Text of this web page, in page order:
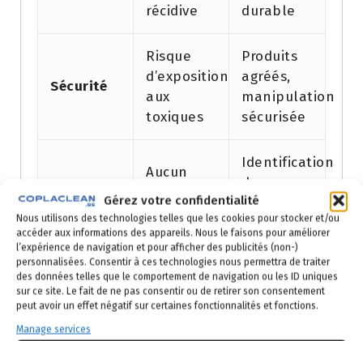
Gérez votre confidentialité
Nous utilisons des technologies telles que les cookies pour stocker et/ou
accéder aux informations des appareils. Nous le faisons pour améliorer
l’expérience de navigation et pour afficher des publicités (non-)
personnalisées. Consentir à ces technologies nous permettra de traiter
des données telles que le comportement de navigation ou les ID uniques
sur ce site. Le fait de ne pas consentir ou de retirer son consentement
peut avoir un effet négatif sur certaines fonctionnalités et fonctions.
Manage services
récidive
durable
Sécurité
Risque
d’exposition
aux
toxiques
Produits
agréés,
manipulation
sécurisée
Diagnostic
Aucun
diagnostic
approfondi
Identification
des
causes et
accès
Coût à
long
Achats
répétés
de
Intervention
ponctuelle,
résultat